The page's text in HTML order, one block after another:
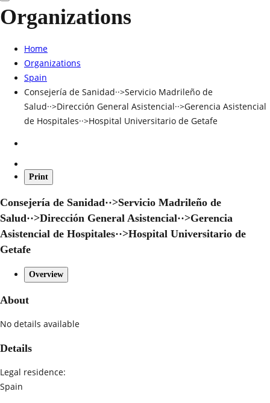
Organizations
Home
Organizations
Spain
Consejería de Sanidad··>Servicio Madrileño de
Salud··>Dirección General Asistencial··>Gerencia Asistencial
de Hospitales··>Hospital Universitario de Getafe
Print
Consejería de Sanidad··>Servicio Madrileño de
Salud··>Dirección General Asistencial··>Gerencia
Asistencial de Hospitales··>Hospital Universitario de
Getafe
Overview
About
No details available
Details
Legal residence:
Spain